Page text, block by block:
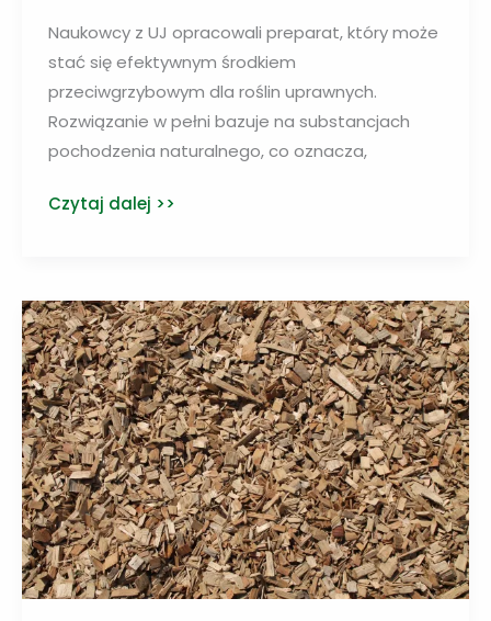
Naukowcy z UJ opracowali preparat, który może
stać się efektywnym środkiem
przeciwgrzybowym dla roślin uprawnych.
Rozwiązanie w pełni bazuje na substancjach
pochodzenia naturalnego, co oznacza,
Opracowano
grzybowym
roślin
Czytaj dalej >>